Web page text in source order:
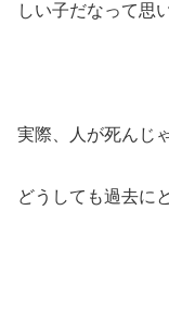
しい子だなって思
実際、人が死んじ
どうしても過去に